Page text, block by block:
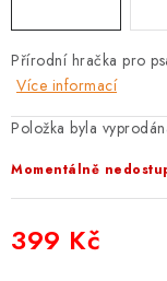
Zásady použivání
FAQ
Přírodní hračka pro
Více informací
Položka byla
Momentálně
399 Kč